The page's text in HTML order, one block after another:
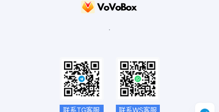
.
联系TG客服 联系WS客服